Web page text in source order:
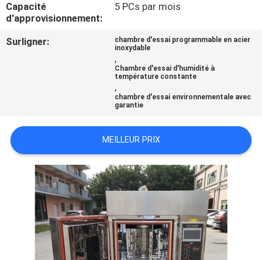
DEMANDEZ
UNE
POLITIQUE
DE
CONFIDENTIALITÉ
Capacité
d'approvisionnement:
5 PCs par mois
Surligner:
chambre d'essai programmable en acier
inoxydable
,
Chambre d'essai d'humidité à
température constante
,
chambre d'essai environnementale avec
garantie
MEILLEUR PRIX